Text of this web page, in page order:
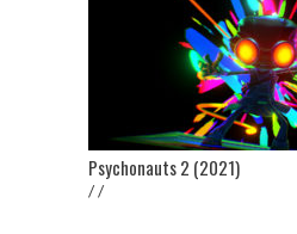
Psychonauts 2 (2021)
/ /